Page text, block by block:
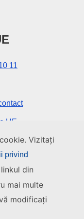
Vizitați
privind
din
mai multe
modificați
11
UE
UE